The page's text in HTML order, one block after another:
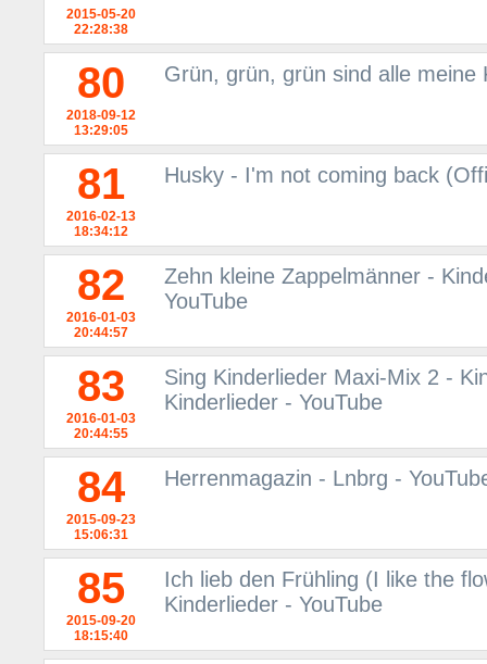
2015-05-20
22:28:38
80
2018-09-12
13:29:05
Grün, grün, grün sind alle meine
81
2016-02-13
18:34:12
Husky - I'm not coming back
82
2016-01-03
20:44:57
Zehn kleine Zappelmänner -
YouTube
83
2016-01-03
20:44:55
Sing Kinderlieder Maxi-Mix 2 -
Kinderlieder - YouTube
84
2015-09-23
15:06:31
Herrenmagazin - Lnbrg -
85
2015-09-20
18:15:40
Ich lieb den Frühling (I like the
Kinderlieder - YouTube